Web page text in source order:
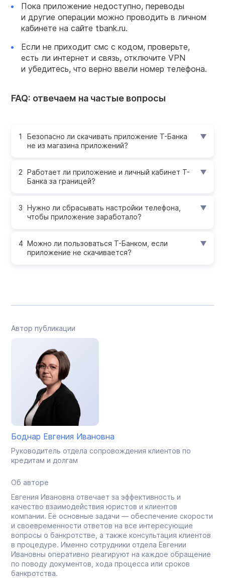
Пока приложение недоступно, переводы
и другие операции можно проводить в личном
кабинете на сайте tbank.ru.
Если не приходит смс с кодом, проверьте,
есть ли интернет и связь, отключите VPN
и убедитесь, что верно ввели номер телефона.
FAQ: отвечаем на частые вопросы
Безопасно ли скачивать приложение Т-Банка
не из магазина приложений?
Работает ли приложение и личный кабинет Т-
Банка за границей?
Нужно ли сбрасывать настройки телефона,
чтобы приложение заработало?
Можно ли пользоваться Т-Банком, если
приложение не скачивается?
Автор публикации
Боднар Евгения Ивановна
Руководитель отдела сопровождения клиентов по
кредитам и долгам
Об авторе
Евгения Ивановна отвечает за эффективность и
качество взаимодействия юристов и клиентов
компании. Её основные задачи — обеспечение скорости
и своевременности ответов на все интересующие
вопросы о банкротстве, а также консультация клиентов
в процедуре. Именно сотрудники отдела Евгении
Ивановны оперативно реагируют на каждое обращение
по поводу документов, хода процесса или сроков
банкротства.